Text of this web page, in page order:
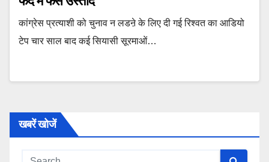
कांग्रेस प्रत्याशी को चुनाव न लडऩे के लिए दी गई रिश्वत का आडियो
टेप चार साल बाद कई सियासी सूरमाओं…
खबरें खोजें